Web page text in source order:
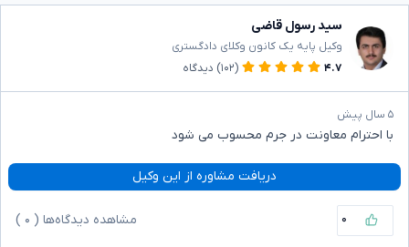
سید رسول قاضی
وکیل پایه یک کانون وکلای دادگستری
۴.۷
(۱۰۲) دیدگاه
۵ سال پیش
با احترام معاونت در جرم محسوب می شود
دریافت مشاوره از این وکیل
۰ مشاهده دیدگاه‌ها ( ۰